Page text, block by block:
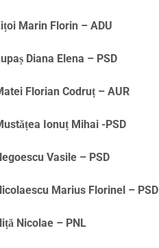
Marin Florin – ADU
Diana Elena – PSD
Florian Codruț – AUR
Ionuț Mihai -PSD
Vasile – PSD
Marius Florinel – PSD
Nicolae – PNL